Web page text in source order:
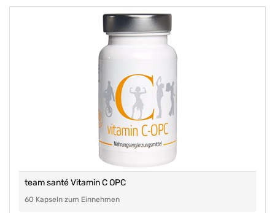
team santé Vitamin C OPC
60 Kapseln zum Einnehmen